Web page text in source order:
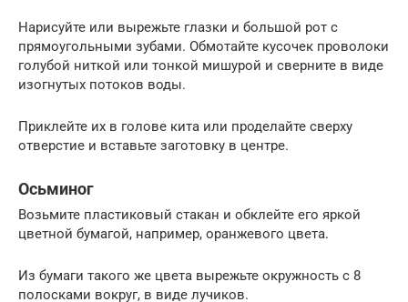
Нарисуйте или вырежьте глазки и большой рот с
прямоугольными зубами. Обмотайте кусочек проволоки
голубой ниткой или тонкой мишурой и сверните в виде
изогнутых потоков воды.
Приклейте их в голове кита или проделайте сверху
отверстие и вставьте заготовку в центре.
Осьминог
Возьмите пластиковый стакан и обклейте его яркой
цветной бумагой, например, оранжевого цвета.
Из бумаги такого же цвета вырежьте окружность с 8
полосками вокруг, в виде лучиков.